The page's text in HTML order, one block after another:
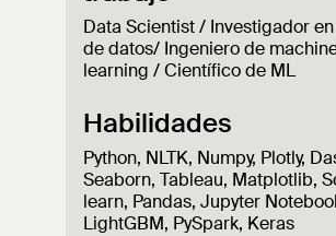
Data Scientist / Investigador
de datos/ Ingeniero de
learning / Científico de ML
Habilidades
Python, NLTK, Numpy, Plotly,
Seaborn, Tableau, Matplotlib,
learn, Pandas, Jupyter
LightGBM, PySpark, Keras